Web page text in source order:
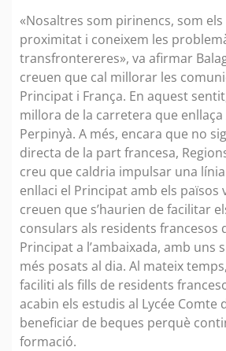
«Nosaltres som pirinencs, som
proximitat i coneixem les
transfrontereres», va afirmar
creuen que cal millorar les
Principat i França. En aquest
millora de la carretera que
Perpinyà. A més, encara que no
directa de la part francesa,
creu que caldria impulsar una
enllaci el Principat amb els països
creuen que s’haurien de facilitar
consulars als residents francesos
Principat a l’ambaixada, amb uns
més posats al dia. Al mateix
faciliti als fills de residents
acabin els estudis al Lycée Comte
beneficiar de beques perquè
formació.